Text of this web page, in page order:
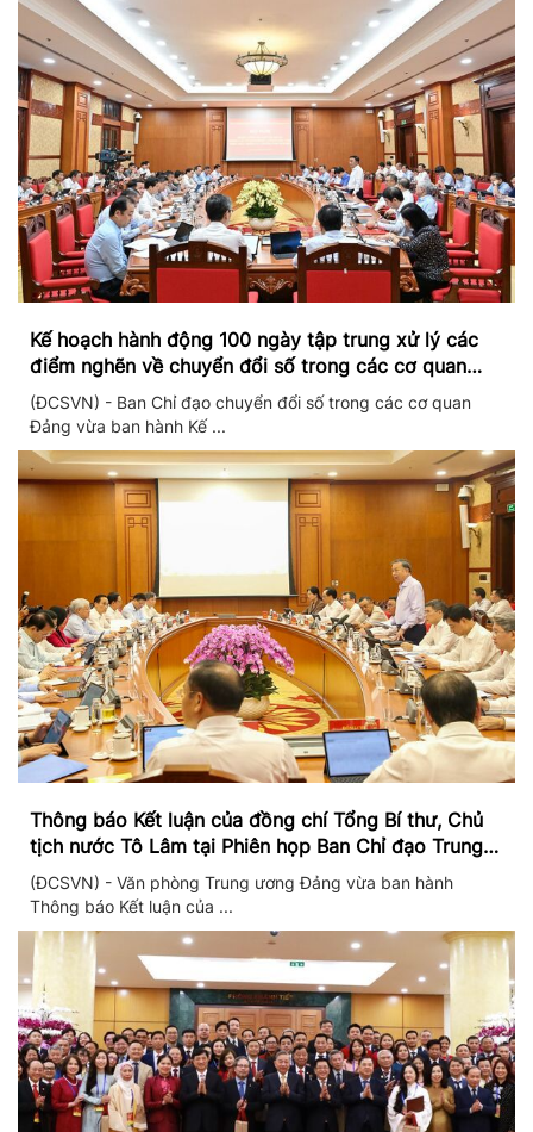
Kế hoạch hành động 100 ngày tập trung xử lý các
điểm nghẽn về chuyển đổi số trong các cơ quan
Đảng
(ĐCSVN) - Ban Chỉ đạo chuyển đổi số trong các cơ quan
Đảng vừa ban hành Kế ...
Thông báo Kết luận của đồng chí Tổng Bí thư, Chủ
tịch nước Tô Lâm tại Phiên họp Ban Chỉ đạo Trung
ương thực hiện Nghị quyết 57
(ĐCSVN) - Văn phòng Trung ương Đảng vừa ban hành
Thông báo Kết luận của ...